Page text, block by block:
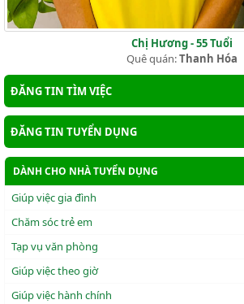
Chị Hương - 55 Tuổi
Quê quán:Thanh Hóa
ĐĂNG TIN TÌM VIỆC
ĐĂNG TIN TUYỂN DỤNG
DÀNH CHO NHÀ TUYỂN DỤNG
Giúp việc gia đình
Chăm sóc trẻ em
Tạp vụ văn phòng
Giúp việc theo giờ
Giúp việc hành chính